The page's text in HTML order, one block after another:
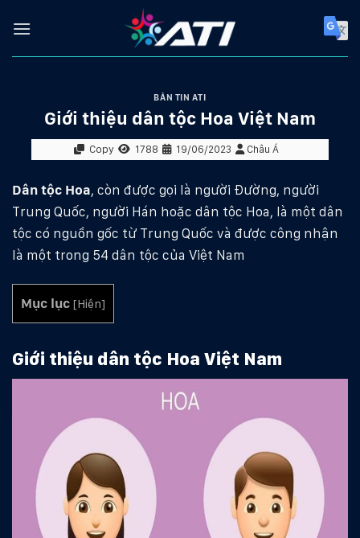
BẢN TIN ATI
Giới thiệu dân tộc Hoa Việt Nam
Copy 1788 19/06/2023 Châu Á
Dân tộc Hoa, còn được gọi là người Đường, người
Trung Quốc, người Hán hoặc dân tộc Hoa, là một dân
tộc có nguồn gốc từ Trung Quốc và được công nhận
là một trong 54 dân tộc của Việt Nam
Mục lục [Hiện]
Giới thiệu dân tộc Hoa Việt Nam